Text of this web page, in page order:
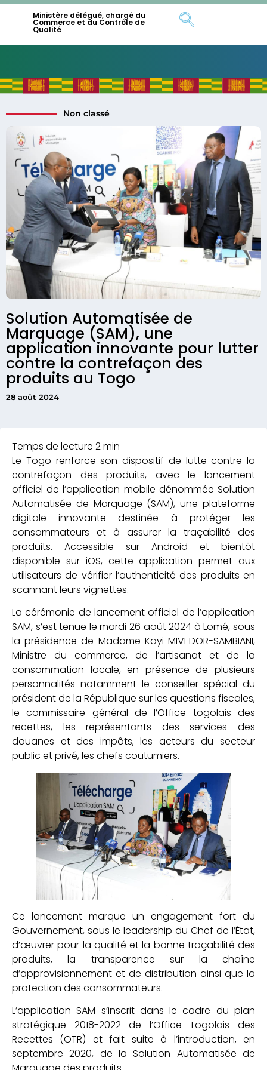
Ministère délégué, chargé du
Commerce et du Contrôle de
Qualité
Solution Automatisée de
Marquage (SAM), une
application innovante pour lutter
contre la contrefaçon des
produits au Togo
28 août 2024
Non classé
Le Togo renforce son dispositif de lutte contre la
contrefaçon des produits, avec le lancement
officiel de l’application mobile dénommée Solution
Automatisée de Marquage (SAM), une plateforme
digitale innovante destinée à protéger les
consommateurs et à assurer la traçabilité des
produits. Accessible sur Android et bientôt
disponible sur iOS, cette application permet aux
utilisateurs de vérifier l’authenticité des produits en
scannant leurs vignettes.
La cérémonie de lancement officiel de l’application
SAM, s’est tenue le mardi 26 août 2024 à Lomé, sous
la présidence de Madame Kayi MIVEDOR-SAMBIANI,
Ministre du commerce, de l’artisanat et de la
consommation locale, en présence de plusieurs
personnalités notamment le conseiller spécial du
président de la République sur les questions fiscales,
le commissaire général de l’Office togolais des
recettes, les représentants des services des
douanes et des impôts, les acteurs du secteur
public et privé, les chefs coutumiers.
Ce lancement marque un engagement fort du
Gouvernement, sous le leadership du Chef de l’État,
d’œuvrer pour la qualité et la bonne traçabilité des
produits, la transparence sur la chaîne
d’approvisionnement et de distribution ainsi que la
protection des consommateurs.
L’application SAM s’inscrit dans le cadre du plan
stratégique 2018-2022 de l’Office Togolais des
Recettes (OTR) et fait suite à l’introduction, en
septembre 2020, de la Solution Automatisée de